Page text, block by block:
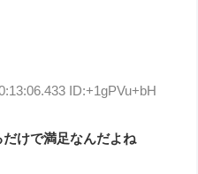
ID:+1gPVu+bH
けで満足なんだよね